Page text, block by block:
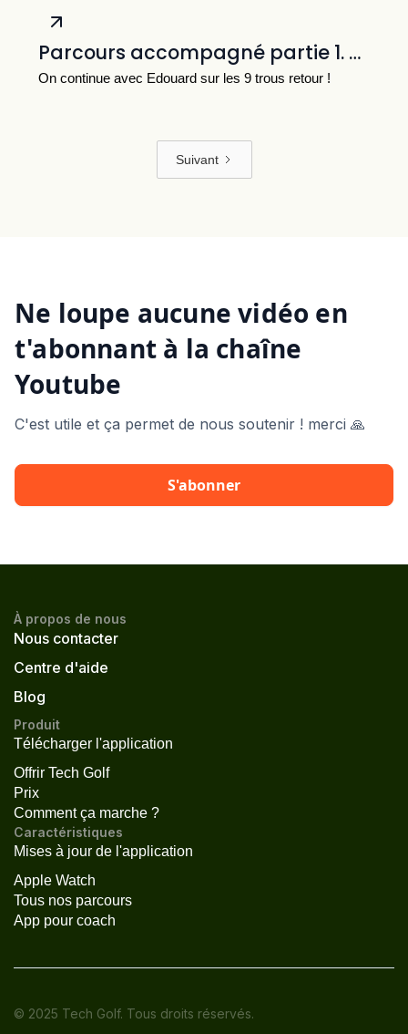
Parcours accompagné partie 1. avec Edouard
On continue avec Edouard sur les 9 trous retour !
Suivant
Ne loupe aucune vidéo en
t'abonnant à la chaîne
Youtube
C'est utile et ça permet de nous soutenir ! merci 🙏
S'abonner
À propos de nous
Nous contacter
Centre d'aide
Blog
Produit
Télécharger l'application
Offrir Tech Golf
Prix
Comment ça marche ?
Caractéristiques
Mises à jour de l'application
Apple Watch
Tous nos parcours
App pour coach
© 2025 Tech Golf. Tous droits réservés.